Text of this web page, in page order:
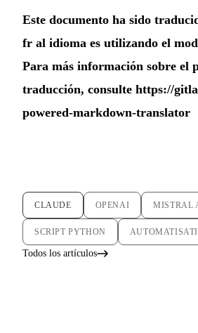
Este documento ha sido
fr al idioma es utilizando el
Para más información sobre el
traducción, consulte https://
powered-markdown-translator
CLAUDE OPENAI MISTRAL
SCRIPT PYTHON
Todos los artículos